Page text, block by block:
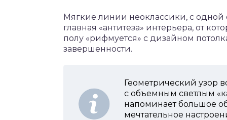
Мягкие линии неоклассики, с одной
главная «антитеза» интерьера, от
полу «рифмуется» с дизайном
завершенности.
Геометрический узор
с объемным светлым
напоминает большое
мечтательное